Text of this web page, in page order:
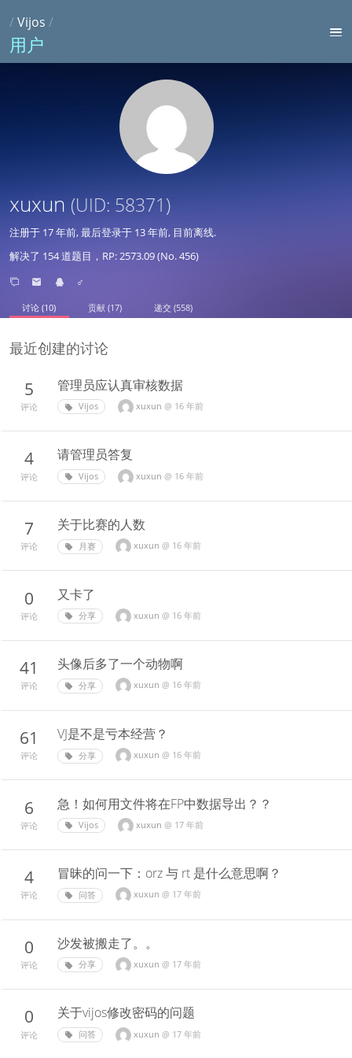
/Vijos /
用户
xuxun (UID: 58371)
注册于 17 年前, 最后登录于 13 年前, 目前离线.
解决了 154 道题目，RP: 2573.09 (No. 456)
♂
讨论 (10) 贡献 (17) 递交 (558)
最近创建的讨论
5
评论
管理员应认真审核数据
Vijos xuxun @ 16 年前
4
评论
请管理员答复
Vijos xuxun @ 16 年前
7
评论
关于比赛的人数
月赛 xuxun @ 16 年前
0
评论
又卡了
分享 xuxun @ 16 年前
41
评论
头像后多了一个动物啊
分享 xuxun @ 16 年前
61
评论
VJ是不是亏本经营？
分享 xuxun @ 16 年前
6
评论
急！如何用文件将在FP中数据导出？？
Vijos xuxun @ 17 年前
4
评论
冒昧的问一下：orz 与 rt 是什么意思啊？
问答 xuxun @ 17 年前
0
评论
沙发被搬走了。。
分享 xuxun @ 17 年前
0
评论
关于vijos修改密码的问题
问答 xuxun @ 17 年前